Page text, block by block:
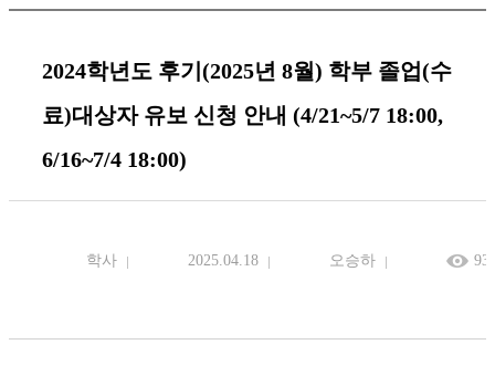
2024학년도 후기(2025년 8월) 학부 졸업(수
료)대상자 유보 신청 안내 (4/21~5/7 18:00,
6/16~7/4 18:00)
학사 2025.04.18 오승하